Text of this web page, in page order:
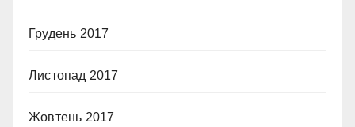
Грудень 2017
Листопад 2017
Жовтень 2017